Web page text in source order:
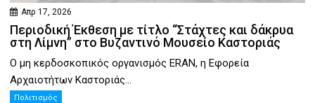
Απρ 17, 2026
Περιοδική Έκθεση με τίτλο “Στάχτες και δάκρυα
στη Λίμνη” στο Βυζαντινό Μουσείο Καστοριάς
Ο μη κερδοσκοπικός οργανισμός ERAN, η Εφορεία
Αρχαιοτήτων Καστοριάς...
Πολιτισμός